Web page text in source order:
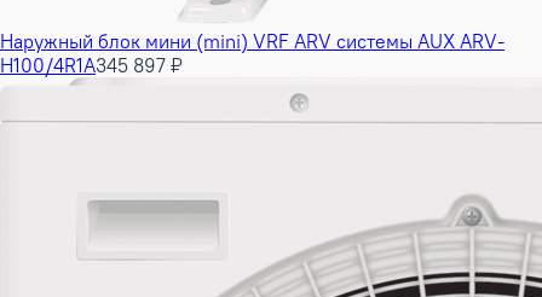
Наружный блок мини (mini) VRF ARV системы AUX ARV-
H100/4R1A345 897 ₽